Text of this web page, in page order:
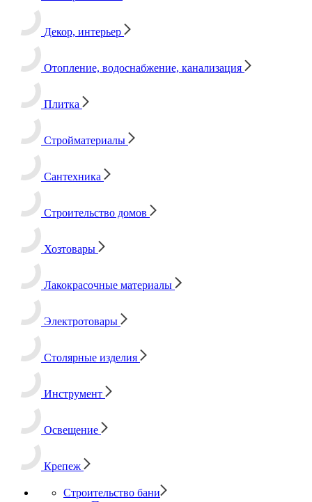
Декор, интерьер
Отопление, водоснабжение, канализация
Плитка
Стройматериалы
Сантехника
Строительство домов
Хозтовары
Лакокрасочные материалы
Электротовары
Столярные изделия
Инструмент
Освещение
Крепеж
Строительство бани